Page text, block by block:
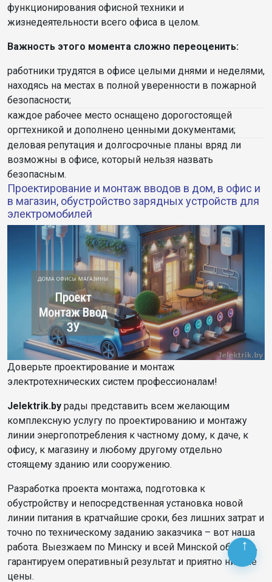
функционирования офисной техники и
жизнедеятельности всего офиса в целом.
Важность этого момента сложно переоценить:
работники трудятся в офисе целыми днями и неделями,
находясь на местах в полной уверенности в пожарной
безопасности;
каждое рабочее место оснащено дорогостоящей
оргтехникой и дополнено ценными документами;
деловая репутация и долгосрочные планы вряд ли
возможны в офисе, который нельзя назвать
безопасным.
Проектирование и монтаж вводов в дом, в офис и
в магазин, обустройство зарядных устройств для
электромобилей
Доверьте проектирование и монтаж
электротехнических систем профессионалам!
Jelektrik.by рады представить всем желающим
комплексную услугу по проектированию и монтажу
линии энергопотребления к частному дому, к даче, к
офису, к магазину и любому другому отдельно
стоящему зданию или сооружению.
Разработка проекта монтажа, подготовка к
обустройству и непосредственная установка новой
линии питания в кратчайшие сроки, без лишних затрат и
точно по техническому заданию заказчика – вот наша
работа. Выезжаем по Минску и всей Минской области,
гарантируем оперативный результат и приятно низкие
цены.